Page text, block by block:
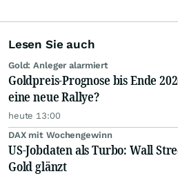
Lesen Sie auch
Gold: Anleger alarmiert
Goldpreis-Prognose bis Ende
eine neue Rallye?
heute 13:00
DAX mit Wochengewinn
US-Jobdaten als Turbo: Wall
Gold glänzt